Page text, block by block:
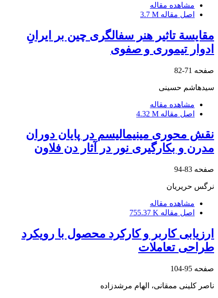
مشاهده مقاله
اصل مقاله 3.7 M
مقایسة تاثیر هنر سفالگری چین بر ایرانِ
ادوار تیموری و صفوی
صفحه 71-82
سیدهاشم حسینی
مشاهده مقاله
اصل مقاله 4.32 M
نقش محوری مینیمالیسم در پایان دوران
مدرن و بکارگیری نور در آثار دن فلاون
صفحه 83-94
نرگس حریریان
مشاهده مقاله
اصل مقاله 755.37 K
ارزیابی کاربر و کارکرد محصول با رویکرد
طراحی تعاملات
صفحه 95-104
ناصر کلینی ممقانی، الهام مرشدزاده